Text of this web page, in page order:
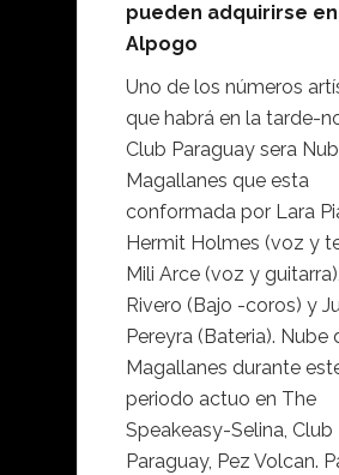
pueden adquirirse en
Alpogo
Uno de los números
que habrá en la tarde-
Club Paraguay sera
Magallanes que esta
conformada por Lara
Hermit Holmes (voz y
Mili Arce (voz y
Rivero (Bajo -coros) y
Pereyra (Bateria). Nube
Magallanes durante
periodo actuo en The
Speakeasy-Selina, Club
Paraguay, Pez Volcan.